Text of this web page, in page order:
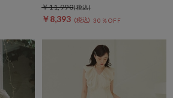
￥8,393 30％OFF
￥11,990